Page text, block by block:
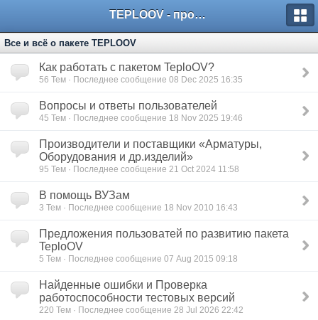
TEPLOOV - программный комплекс для расчёта систем отопления и вентиляции
Все и всё о пакете TEPLOOV
Как работать с пакетом TeploOV?
56 Тем · Последнее сообщение 08 Dec 2025 16:35
Вопросы и ответы пользователей
45 Тем · Последнее сообщение 18 Nov 2025 19:46
Производители и поставщики «Арматуры,
Оборудования и др.изделий»
95 Тем · Последнее сообщение 21 Oct 2024 11:58
В помощь ВУЗам
3 Тем · Последнее сообщение 18 Nov 2010 16:43
Предложения пользоватей по развитию пакета
TeploOV
5 Тем · Последнее сообщение 07 Aug 2015 09:18
Найденные ошибки и Проверка
работоспособности тестовых версий
220 Тем · Последнее сообщение 28 Jul 2026 22:42